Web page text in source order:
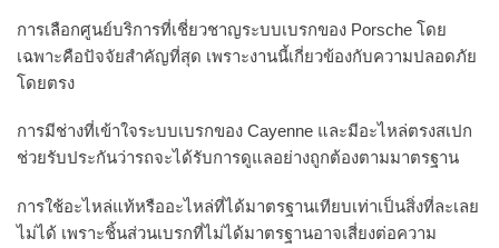
การเลือกศูนย์บริการที่เชี่ยวชาญระบบเบรกของ Porsche โดย
เฉพาะคือปัจจัยสำคัญที่สุด เพราะงานนี้เกี่ยวข้องกับความปลอดภัย
โดยตรง
การมีช่างที่เข้าใจระบบเบรกของ Cayenne และมีอะไหล่ตรงสเปก
ช่วยรับประกันว่ารถจะได้รับการดูแลอย่างถูกต้องตามมาตรฐาน
การใช้อะไหล่แท้หรืออะไหล่ที่ได้มาตรฐานเทียบเท่าเป็นสิ่งที่ละเลย
ไม่ได้ เพราะชิ้นส่วนเบรกที่ไม่ได้มาตรฐานอาจเสี่ยงต่อความ